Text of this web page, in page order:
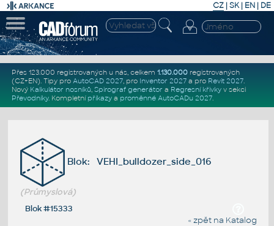
CZ | SK| EN | DE
Přes 123.000 registrovaných u nás, celkem 1.130.000registrovaných
(CZ+EN). Tipy pro AutoCAD 2027, pro Inventor 2027a pro Revit 2027.
Nový Kalkulátor nosníků, Spirograf generátor a Regresní křivkyv sekci
Převodníky. Kompletní příkazya proměnné AutoCADu 2027.
Blok: VEHI_bulldozer_side_016
(Průmyslová)
Blok #15333
« zpět na Katalog